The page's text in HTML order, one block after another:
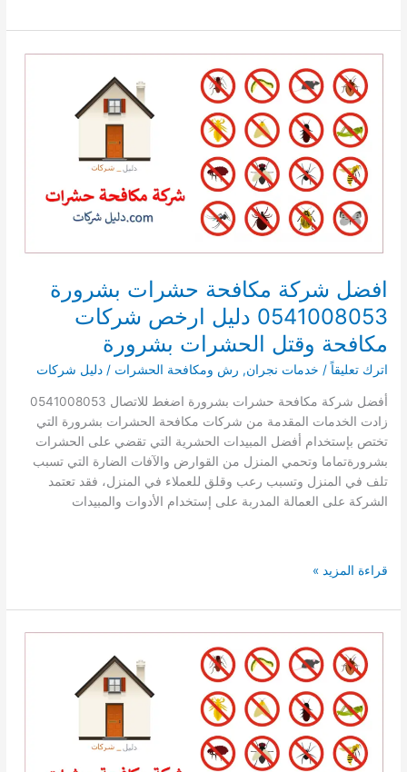
تسربات
الخزانات
0541008053
افضل شركة مكافحة حشرات بشرورة
0541008053 دليل ارخص شركات
مكافحة وقتل الحشرات بشرورة
اترك تعليقاً / خدمات نجران, رش ومكافحة الحشرات /دليل شركات
زادت الخدمات المقدمة من شركات مكافحة الحشرات بشرورة التي
تختص بإستخدام أفضل المبيدات الحشرية التي تقضي على الحشرات
بشرورةتماما وتحمي المنزل من القوارض والآفات الضارة التي تسبب
تلف في المنزل وتسبب رعب وقلق للعملاء في المنزل، فقد تعتمد
الشركة على العمالة المدربة على إستخدام الأدوات والمبيدات
افضل
مكافحة
حشرات
بشرورة
0541008053
ارخص
شركات
مكافحة
قراءة المزيد »